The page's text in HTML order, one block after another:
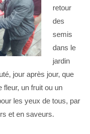
retour
des
semis
dans le
jardin
jour après jour, que
fleur, un fruit ou un
les yeux de tous, par
et en saveurs.